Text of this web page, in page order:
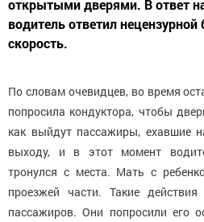
открытыми дверями. В ответ
водитель ответил
скорость.
По словам очевидцев, во время
попросила кондуктора, чтобы
как выйдут пассажиры, ехавшие
выходу, и в этот момент
тронулся с места. Мать с
проезжей части. Такие
пассажиров. Они попросили его